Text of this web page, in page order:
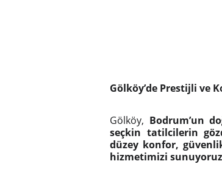
Gölköy’de Prestijli ve
Gölköy, Bodrum’un
seçkin tatilcilerin
düzey konfor,
hizmetimizi sunuyoruz